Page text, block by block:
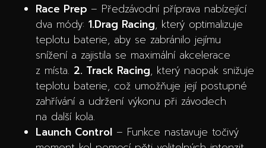
Race Prep – Předzávodní příprava nabízející
dva módy: 1.Drag Racing, který optimalizuje
teplotu baterie, aby se zabránilo jejímu
snížení a zajistila se maximální akcelerace
z místa. 2. Track Racing, který naopak snižuje
teplotu baterie, což umožňuje její postupné
zahřívání a udržení výkonu při závodech
na další kola.
Launch Control – Funkce nastavuje točivý